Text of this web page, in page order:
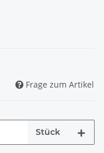
Frage zum Artikel
Stück